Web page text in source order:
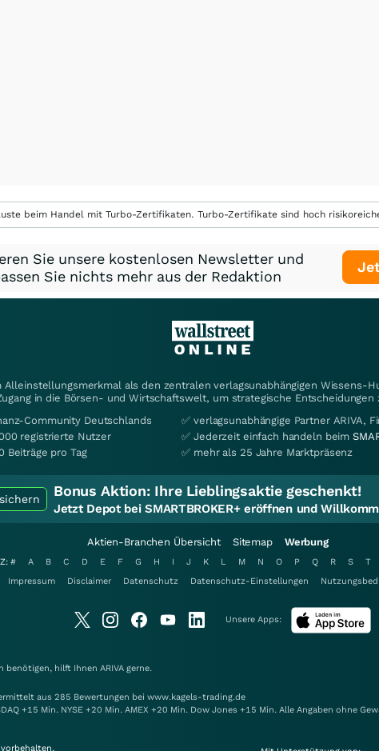
beim Handel mit Turbo-Zertifikaten. Turbo-Zertifikate sind hoch
Sie unsere kostenlosen Newsletter und
Sie nichts mehr aus der Redaktion
Alleinstellungsmerkmal als den zentralen verlagsunabhängigen Wissens-
in die Börsen- und Wirtschaftswelt, um strategische
Community Deutschlands
registrierte Nutzer
Beiträge pro Tag
✅ verlagsunabhängige Partner ARIVA,
✅ Jederzeit einfach handeln beim
✅ mehr als 25 Jahre Marktpräsenz
Bonus Aktion: Ihre Lieblingsaktie geschenkt!
Jetzt Depot bei SMARTBROKER+ eröffnen und
Aktien-Branchen Übersicht Sitemap Werbung
# A B C D E F G H I J K L M N O P Q R S T
Impressum
Disclaimer Datenschutz Datenschutz-Einstellungen
Unsere Apps:
benötigen, hilft Ihnen ARIVA gerne.
aus 285 Bewertungen bei www.kagels-trading.de
+15 Min. NYSE +20 Min. AMEX +20 Min. Dow Jones +15 Min. Alle Angaben ohne